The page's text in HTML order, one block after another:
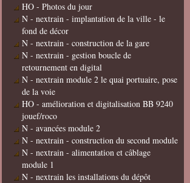
HO - Photos du jour
N - nextrain - implantation de la ville - le
fond de décor
N - nextrain - construction de la gare
N - nextrain - gestion boucle de
retournement en digital
N - nextrain module 2 le quai portuaire, pose
de la voie
HO - amélioration et digitalisation BB 9240
jouef/roco
N - avancées module 2
N - nextrain - construction du second module
N - nextrain - alimentation et câblage
module 1
N - nextrain les installations du dépôt